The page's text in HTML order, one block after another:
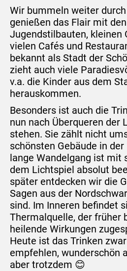
Wir bummeln weiter
genießen das Flair mit
Jugendstilbauten, kleinen
vielen Cafés und
bekannt als Stadt der
zieht auch viele
v.a. die Kinder aus dem
herauskommen.
Besonders ist auch die
nun nach Überqueren der
stehen. Sie zählt nicht
schönsten Gebäude in
lange Wandelgang ist mit
dem Lichtspiel absolut
später entdecken wir die
Sagen aus der
sind. Im Inneren befindet
Thermalquelle, der früher
heilende Wirkungen
Heute ist das Trinken
empfehlen, wunderschön
aber trotzdem 😊